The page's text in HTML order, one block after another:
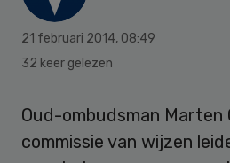
21 februari 2014, 08:49
32 keer gelezen
Oud-ombudsman Marten
commissie van wijzen